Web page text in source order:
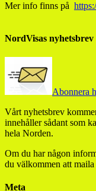
Mer info finns på
NordVisas nyhetsbrev
Abonnera
Vårt nyhetsbrev
innehåller sådant som
hela Norden.
Om du har någon
du välkommen att
Meta